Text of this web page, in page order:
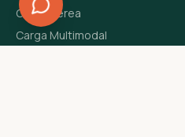
Carga Aérea
Carga Multimodal